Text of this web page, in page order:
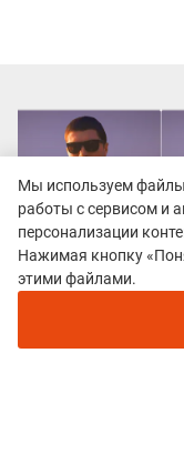
Мы используем
работы с сервисом и
персонализации
Нажимая кнопку
этими файлами.